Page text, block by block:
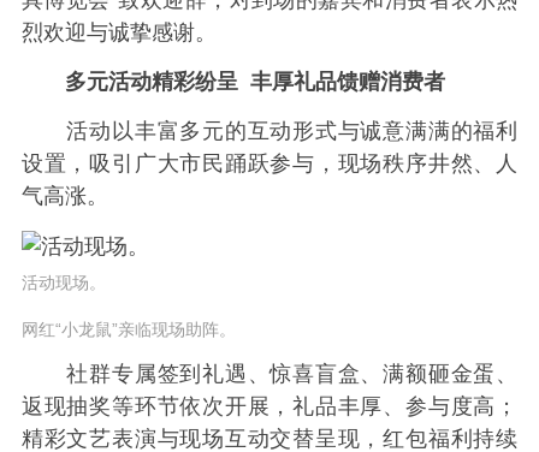
烈欢迎与诚挚感谢。
多元活动精彩纷呈 丰厚礼品馈赠消费者
活动以丰富多元的互动形式与诚意满满的福利
设置，吸引广大市民踊跃参与，现场秩序井然、人
气高涨。
活动现场。
网红“小龙鼠”亲临现场助阵。
社群专属签到礼遇、惊喜盲盒、满额砸金蛋、
返现抽奖等环节依次开展，礼品丰厚、参与度高；
精彩文艺表演与现场互动交替呈现，红包福利持续